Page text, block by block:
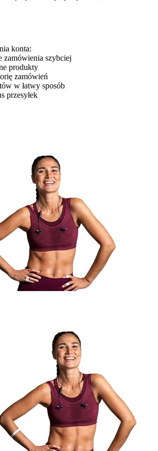
konta:
zamówienia szybciej
produkty
zamówień
w łatwy sposób
przesyłek